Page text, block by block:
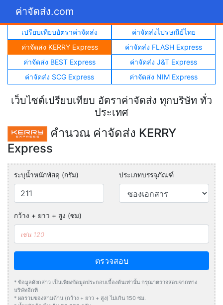
ค่าจัดส่ง.com
เปรียบเทียบอัตราค่าจัดส่ง
ค่าจัดส่งไปรษณีย์ไทย
ค่าจัดส่ง KERRY Express
ค่าจัดส่ง FLASH Express
ค่าจัดส่ง BEST Express
ค่าจัดส่ง J&T Express
ค่าจัดส่ง SCG Express
ค่าจัดส่ง NIM Express
เว็บไซต์เปรียบเทียบ อัตราค่าจัดส่ง ทุกบริษัท ทั่ว
ประเทศ
คำนวณ ค่าจัดส่ง KERRY
Express
ระบุน้ำหนักพัสดุ (กรัม) ประเภทบรรจุภัณฑ์
กว้าง + ยาว + สูง (ซม)
ตรวจสอบ
* ข้อมูลดังกล่าว เป็นเพียงข้อมูลประกอบเบื้องต้นเท่านั้น กรุณาตรวจสอบจากทาง
บริษัทอีกที
* ผลรวมของสามด้าน (กว้าง + ยาว + สูง) ไม่เกิน 150 ซม.